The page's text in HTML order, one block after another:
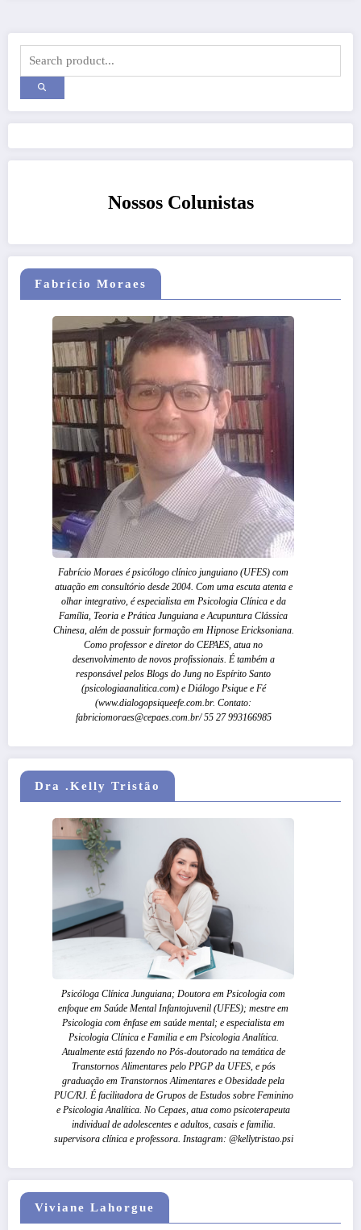
Nossos Colunistas
Fabrício Moraes
Fabrício Moraes é psicólogo clínico junguiano (UFES) com
atuação em consultório desde 2004. Com uma escuta atenta e
olhar integrativo, é especialista em Psicologia Clínica e da
Família, Teoria e Prática Junguiana e Acupuntura Clássica
Chinesa, além de possuir formação em Hipnose Ericksoniana.
Como professor e diretor do CEPAES, atua no
desenvolvimento de novos profissionais. É também a
responsável pelos Blogs do Jung no Espírito Santo
(psicologiaanalitica.com) e Diálogo Psique e Fé
(www.dialogopsiqueefe.com.br. Contato:
fabriciomoraes@cepaes.com.br/ 55 27 993166985
Dra .Kelly Tristão
Psicóloga Clínica Junguiana; Doutora em Psicologia com
enfoque em Saúde Mental Infantojuvenil (UFES); mestre em
Psicologia com ênfase em saúde mental; e especialista em
Psicologia Clínica e Familia e em Psicologia Analítica.
Atualmente está fazendo no Pós-doutorado na temática de
Transtornos Alimentares pelo PPGP da UFES, e pós
graduação em Transtornos Alimentares e Obesidade pela
PUC/RJ. É facilitadora de Grupos de Estudos sobre Feminino
e Psicologia Analítica. No Cepaes, atua como psicoterapeuta
individual de adolescentes e adultos, casais e familia.
supervisora clínica e professora. Instagram: @kellytristao.psi
Viviane Lahorgue